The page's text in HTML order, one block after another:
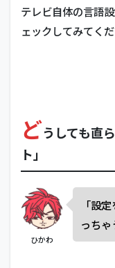
テレビ自体の言語
ェックしてみてくだ
どうしても直
ト」
ひかわ
「設
っち